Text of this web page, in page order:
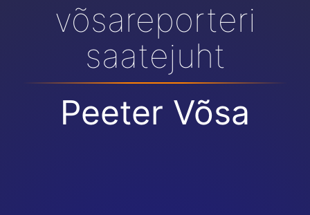
võsareporteri
saatejuht
Peeter Võsa